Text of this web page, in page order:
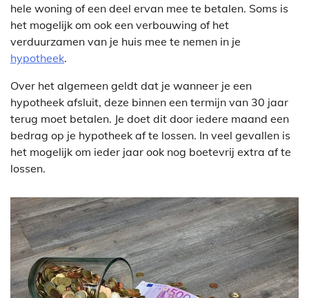
hele woning of een deel ervan mee te betalen. Soms is
het mogelijk om ook een verbouwing of het
verduurzamen van je huis mee te nemen in je
hypotheek.
Over het algemeen geldt dat je wanneer je een
hypotheek afsluit, deze binnen een termijn van 30 jaar
terug moet betalen. Je doet dit door iedere maand een
bedrag op je hypotheek af te lossen. In veel gevallen is
het mogelijk om ieder jaar ook nog boetevrij extra af te
lossen.